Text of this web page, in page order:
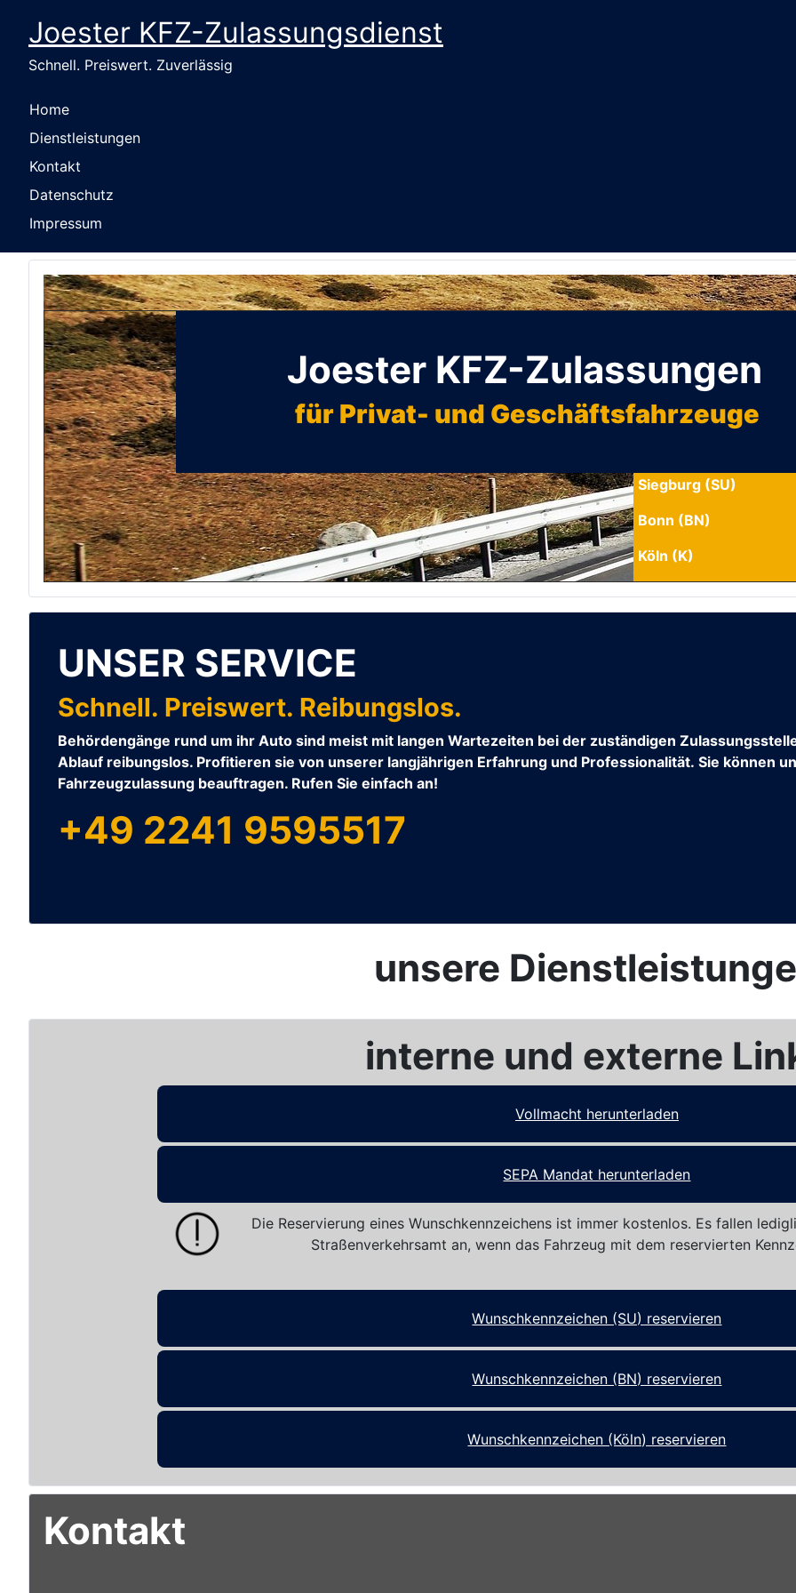
Joester KFZ-Zulassungsdienst
Schnell. Preiswert. Zuverlässig
Home
Dienstleistungen
Kontakt
Datenschutz
Impressum
Joester KFZ-Zulassungen
für Privat- und Geschäftsfahrzeuge
Siegburg (SU)
Bonn (BN)
Köln (K)
UNSER SERVICE
Schnell. Preiswert. Reibungslos.
Behördengänge rund um ihr Auto sind meist mit langen Wartezeiten bei der zuständigen
Ablauf reibungslos. Profitieren sie von unserer langjährigen Erfahrung und Professionalität. Sie können
Fahrzeugzulassung beauftragen. Rufen Sie einfach an!
+49 2241 9595517
unsere
interne und externe
Vollmacht herunterladen
SEPA Mandat herunterladen
Die Reservierung eines Wunschkennzeichens ist immer kostenlos. Es fallen
Straßenverkehrsamt an, wenn das Fahrzeug mit dem reservierten
Wunschkennzeichen (SU) reservieren
Wunschkennzeichen (BN) reservieren
Wunschkennzeichen (Köln) reservieren
Kontakt